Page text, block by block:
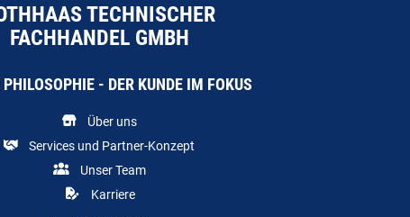
TECHNISCHER
FACHHANDEL GMBH
PHILOSOPHIE - DER KUNDE IM FOKUS
Über uns
Services und Partner-Konzept
Unser Team
Karriere